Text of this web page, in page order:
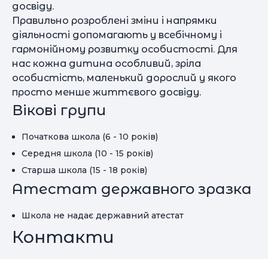
досвіду.
Правильно розроблені зміни і напрямки
діяльності допомагають у всебічному і
гармонійному розвитку особистості. Для
нас кожна дитина особливий, зріла
особистість, маленький дорослий у якого
просто менше життєвого досвіду.
Вікові групи
Початкова школа (6 - 10 років)
Середня школа (10 - 15 років)
Старша школа (15 - 18 років)
Атестат державного зразка
Школа не надає державний атестат
Контакти